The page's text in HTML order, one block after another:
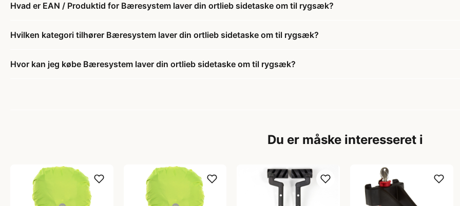
Hvad er EAN / Produktid for Bæresystem laver din ortlieb sidetaske om til rygsæk?
Hvilken kategori tilhører Bæresystem laver din ortlieb sidetaske om til rygsæk?
Hvor kan jeg købe Bæresystem laver din ortlieb sidetaske om til rygsæk?
Du er måske interesseret i